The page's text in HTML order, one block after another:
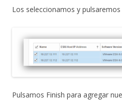
Los seleccionamos y pulsaremos
Pulsamos Finish para agregar